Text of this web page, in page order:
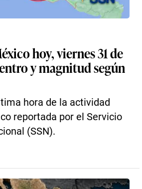
hoy, viernes 31 de
y magnitud según
hora de la actividad
reportada por el Servicio
(SSN).